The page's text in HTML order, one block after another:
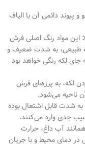
پیوند دائمی آن با الیاف
این مواد رنگ اصلی فرش
طبیعی، به شدت ضعیف و
جای لکه رنگی خواهد بود
لکه، به پرزهای فرش
به شدت قابل اشتعال بوده
جدی وارد می‌کنند.
همانند آب داغ، حرارت
در دمای محیط و با جریان